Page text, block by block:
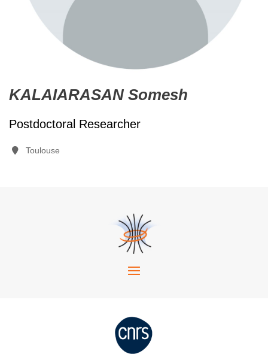
KALAIARASAN Somesh
Postdoctoral Researcher
Toulouse